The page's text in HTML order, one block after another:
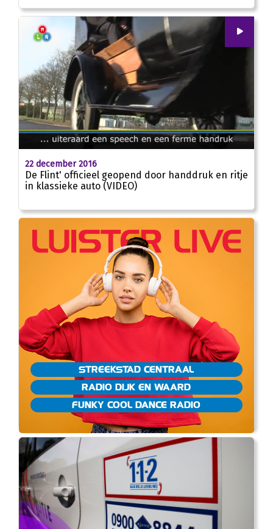
22 december 2016
De Flint' officieel geopend door handdruk en ritje
in klassieke auto (VIDEO)
STREEKSTAD CENTRAAL
RADIO DIJK EN WAARD
FUNKY COOL DANCE RADIO